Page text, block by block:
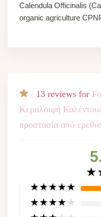
Calendula Officinalis
organic agriculture
13 reviews for
Κεραλοιφή
προστασία από
★
★★★★★
★★★★★